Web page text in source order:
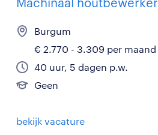
Burgum
€ 2.770 - 3.309 per maand
40 uur, 5 dagen p.w.
Geen
bekijk vacature